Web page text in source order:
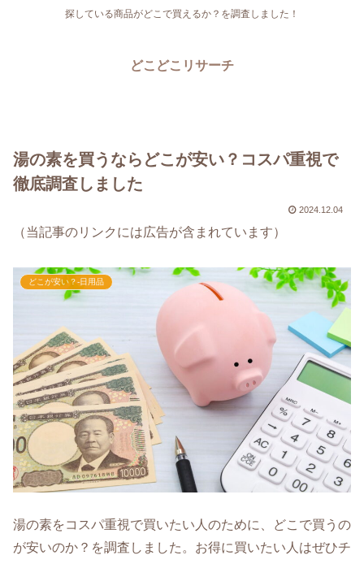
探している商品がどこで買えるか？を調査しました！
どこどこリサーチ
湯の素を買うならどこが安い？コスパ重視で
徹底調査しました
2024.12.04
（当記事のリンクには広告が含まれています）
どこが安い？-日用品
湯の素をコスパ重視で買いたい人のために、どこで買うの
が安いのか？を調査しました。お得に買いたい人はぜひチ